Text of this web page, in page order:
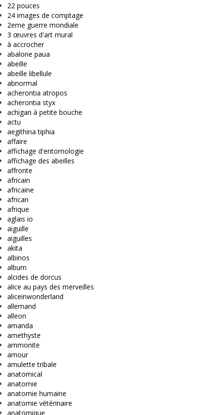
22 pouces
24 images de comptage
2eme guerre mondiale
3 œuvres d'art mural
à accrocher
abalone paua
abeille
abeille libellule
abnormal
acherontia atropos
acherontia styx
achigan à petite bouche
actu
aegithina tiphia
affaire
affichage d'entomologie
affichage des abeilles
affronte
africain
africaine
african
afrique
aglais io
aiguille
aiguilles
akita
albinos
album
alcides de dorcus
alice au pays des merveilles
aliceinwonderland
allemand
alleon
amanda
amethyste
ammonite
amour
amulette tribale
anatomical
anatomie
anatomie humaine
anatomie vétérinaire
anatomique